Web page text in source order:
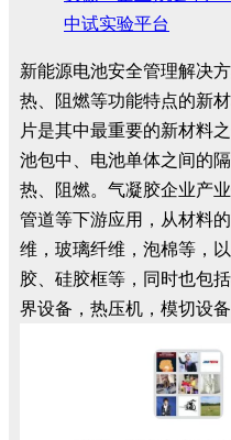
中试实验平台
新能源电池安全管理解决
热、阻燃等功能特点的新
片是其中最重要的新材料
池包中、电池单体之间的
热、阻燃。气凝胶企业产
管道等下游应用，从材料
维，玻璃纤维，泡棉等，
胶、硅胶框等，同时也包
界设备，热压机，模切设